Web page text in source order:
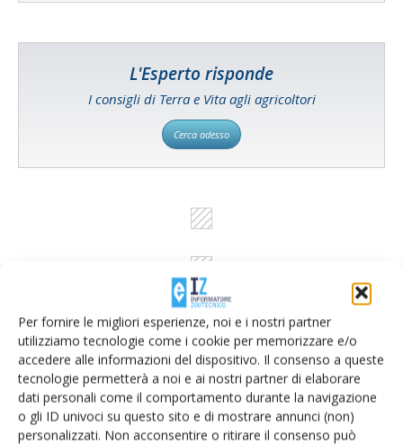
Per fornire le migliori esperienze, noi e i nostri partner
utilizziamo tecnologie come i cookie per memorizzare e/o
accedere alle informazioni del dispositivo. Il consenso a queste
tecnologie permetterà a noi e ai nostri partner di elaborare
dati personali come il comportamento durante la navigazione
o gli ID univoci su questo sito e di mostrare annunci (non)
personalizzati. Non acconsentire o ritirare il consenso può
L'Esperto risponde
I consigli di Terra e Vita agli agricoltori
Cerca adesso
Rimani aggiornato sul mondo
dell’agricoltura